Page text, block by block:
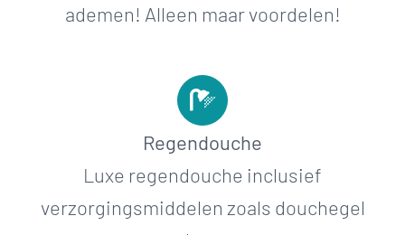
ademen! Alleen maar voordelen!
Regendouche
Luxe regendouche inclusief
verzorgingsmiddelen zoals douchegel